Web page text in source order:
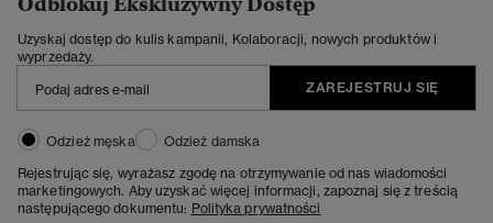
Uzyskaj dostęp do kulis kampanii, Kolaboracji, nowych produktów i
wyprzedaży.
ZAREJESTRUJ SIĘ
Odzież męska
Odzież damska
Rejestrując się, wyrażasz zgodę na otrzymywanie od nas wiadomości
marketingowych. Aby uzyskać więcej informacji, zapoznaj się z treścią
następującego dokumentu: Polityka prywatności